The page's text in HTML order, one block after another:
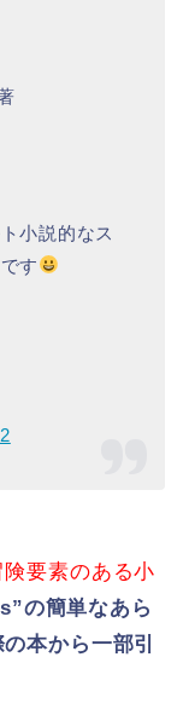
小説的なス
す
険要素のある小
の簡単なあら
本から一部引